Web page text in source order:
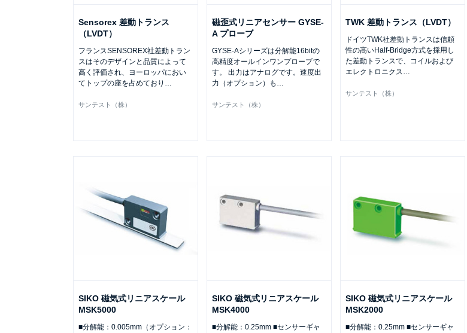
Sensorex 差動トランス
（LVDT）
フランスSENSOREX社差動トラン
スはそのデザインと品質によって
高く評価され、ヨーロッパにおい
てトップの座を占めており …
サンテスト（株）
磁歪式リニアセンサー GYSE-
A プローブ
GYSE-Aシリーズは分解能16bitの
高精度オールインワンプローブで
す。 出力はアナログです。速度出
力（オプション）も …
サンテスト（株）
TWK 差動トランス（LVDT）
ドイツTWK社差動トランスは信頼
性の高いHalf-Bridge方式を採用し
た差動トランスで、コイルおよび
エレクトロニクス…
サンテスト（株）
SIKO 磁気式リニアスケール
MSK5000
■分解能：0.005mm（オプション：
SIKO 磁気式リニアスケール
MSK4000
■分解能：0.25mm ■センサーギャ
SIKO 磁気式リニアスケール
MSK2000
■分解能：0.25mm ■センサーギャ